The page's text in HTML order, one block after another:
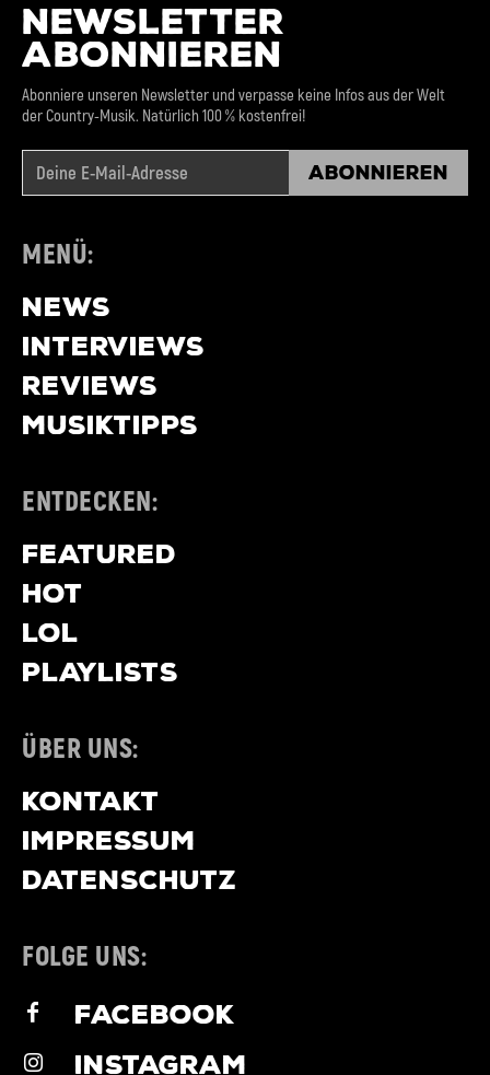
NEWSLETTER
ABONNIEREN
Abonniere unseren Newsletter und verpasse keine Infos aus der Welt
der Country-Musik. Natürlich 100 % kostenfrei!
Abonnieren
MENÜ:
NEWS
INTERVIEWS
REVIEWS
MUSIKTIPPS
ENTDECKEN:
FEATURED
HOT
LOL
PLAYLISTS
ÜBER UNS:
KONTAKT
IMPRESSUM
DATENSCHUTZ
FOLGE UNS:
FACEBOOK
INSTAGRAM